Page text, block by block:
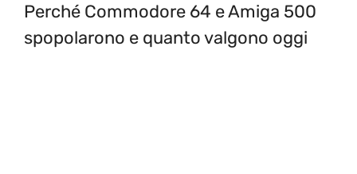
Perché Commodore 64 e Amiga 500
spopolarono e quanto valgono oggi